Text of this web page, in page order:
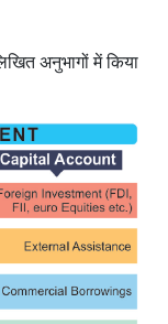
अनुभागों में किया